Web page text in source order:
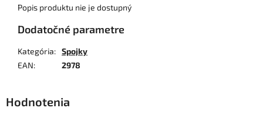
Popis produktu nie je dostupný
Dodatočné parametre
Kategória: Spojky
EAN: 2978